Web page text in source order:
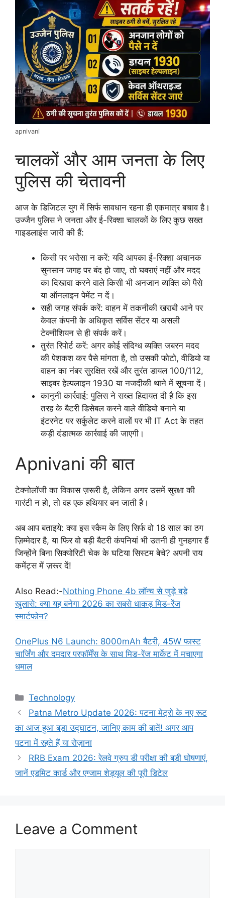
apnivani
चालकों और आम जनता के लिए
पुलिस की चेतावनी
आज के डिजिटल युग में सिर्फ सावधान रहना ही एकमात्र बचाव है।
उज्जैन पुलिस ने जनता और ई-रिक्शा चालकों के लिए कुछ सख्त
गाइडलाइंस जारी की हैं:
किसी पर भरोसा न करें: यदि आपका ई-रिक्शा अचानक
सुनसान जगह पर बंद हो जाए, तो घबराएं नहीं और मदद
का दिखावा करने वाले किसी भी अनजान व्यक्ति को पैसे
या ऑनलाइन पेमेंट न दें।
सही जगह संपर्क करें: वाहन में तकनीकी खराबी आने पर
केवल कंपनी के अधिकृत सर्विस सेंटर या असली
टेक्नीशियन से ही संपर्क करें।
तुरंत रिपोर्ट करें: अगर कोई संदिग्ध व्यक्ति जबरन मदद
की पेशकश कर पैसे मांगता है, तो उसकी फोटो, वीडियो या
वाहन का नंबर सुरक्षित रखें और तुरंत डायल 100/112,
साइबर हेल्पलाइन 1930 या नजदीकी थाने में सूचना दें।
कानूनी कार्रवाई: पुलिस ने सख्त हिदायत दी है कि इस
तरह के बैटरी डिसेबल करने वाले वीडियो बनाने या
इंटरनेट पर सर्कुलेट करने वालों पर भी IT Act के तहत
कड़ी दंडात्मक कार्रवाई की जाएगी।
Apnivani की बात
टेक्नोलॉजी का विकास ज़रूरी है, लेकिन अगर उसमें सुरक्षा की
गारंटी न हो, तो वह एक हथियार बन जाती है।
अब आप बताइये: क्या इस स्कैम के लिए सिर्फ वो 18 साल का ठग
ज़िम्मेदार है, या फिर वो बड़ी बैटरी कंपनियां भी उतनी ही गुनहगार हैं
जिन्होंने बिना सिक्योरिटी चेक के घटिया सिस्टम बेचे? अपनी राय
कमेंट्स में ज़रूर दें!
Also Read:-Nothing Phone 4b लॉन्च से जुड़े बड़े
खुलासे: क्या यह बनेगा 2026 का सबसे धाकड़ मिड-रेंज
स्मार्टफोन?
OnePlus N6 Launch: 8000mAh बैटरी, 45W फास्ट
चार्जिंग और दमदार परफॉर्मेंस के साथ मिड-रेंज मार्केट में मचाएगा
धमाल
Categories
Technology
Patna Metro Update 2026: पटना मेट्रो के नए रूट
का आज हुआ बड़ा उद्घाटन, जानिए काम की बातें! अगर आप
पटना में रहते हैं या रोज़ाना
RRB Exam 2026: रेलवे ग्रुप डी परीक्षा की बड़ी घोषणाएं,
जानें एडमिट कार्ड और एग्जाम शेड्यूल की पूरी डिटेल
Leave a Comment